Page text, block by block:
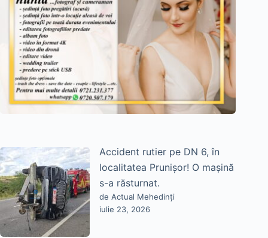
Accident rutier pe DN 6, în
localitatea Prunișor! O mașină
s-a răsturnat.
de Actual Mehedinți
iulie 23, 2026